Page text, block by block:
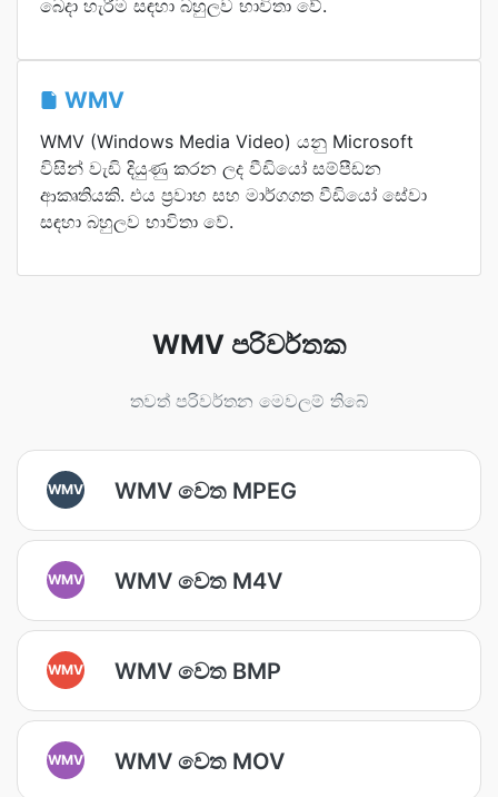
බෙදා හැරීම සඳහා බහුලව භාවිතා වේ.
WMV
WMV (Windows Media Video) යනු Microsoft
විසින් වැඩි දියුණු කරන ලද වීඩියෝ සම්පීඩන
ආකෘතියකි. එය ප්‍රවාහ සහ මාර්ගගත වීඩියෝ සේවා
සඳහා බහුලව භාවිතා වේ.
WMV පරිවර්තක
තවත් පරිවර්තන මෙවලම් තිබේ
WMV WMV වෙත MPEG
WMV WMV වෙත M4V
WMV WMV වෙත BMP
WMV WMV වෙත MOV